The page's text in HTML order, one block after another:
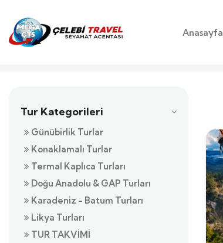
Anasayfa
Tur Kategorileri
Günübirlik Turlar
Konaklamalı Turlar
Termal Kaplıca Turları
Doğu Anadolu & GAP Turları
Karadeniz - Batum Turları
Likya Turları
TUR TAKVİMİ